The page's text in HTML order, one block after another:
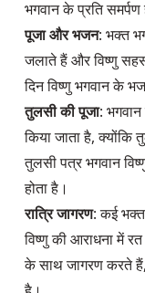
पूजा और भजन: भक्त
जलाते हैं और विष्णु
तुलसी की पूजा:
किया जाता है, क्योंकि
तुलसी पत्र भगवान
रात्रि जागरण: कई भक्त
विष्णु की आराधना में
के साथ जागरण करते हैं,